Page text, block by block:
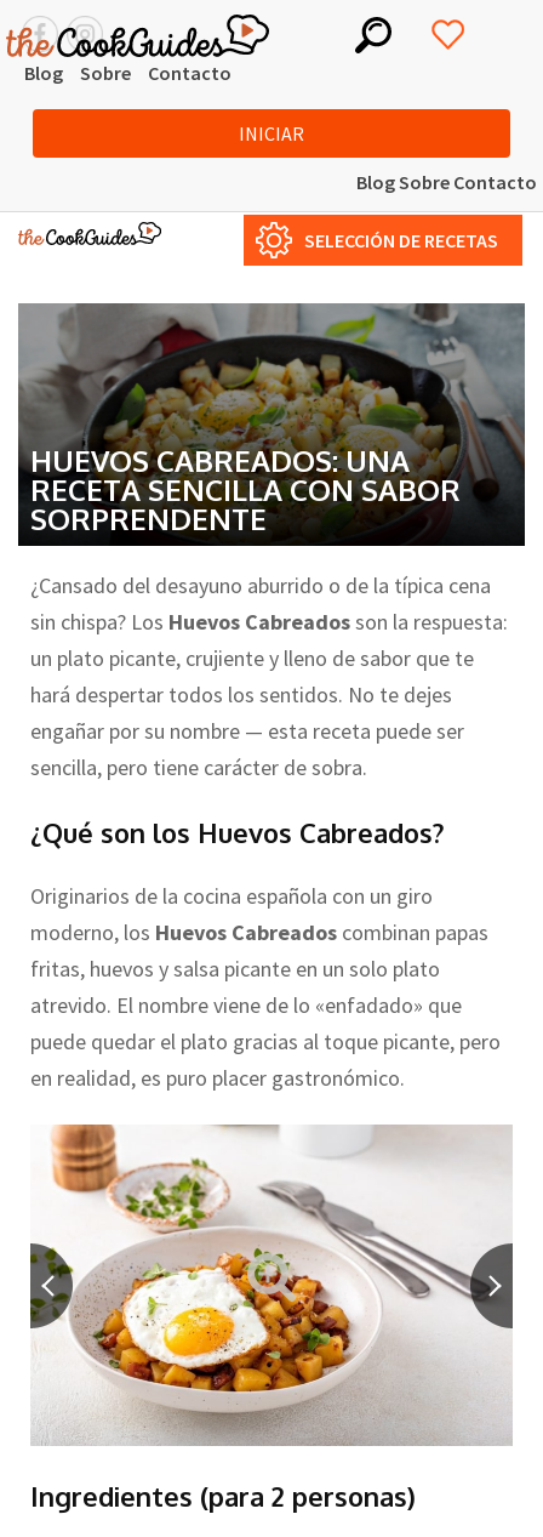
Blog Sobre Contacto
INICIAR
BlogSobre Contacto
SELECCIÓN DE RECETAS
HUEVOS CABREADOS: UNA
RECETA SENCILLA CON SABOR
SORPRENDENTE
¿Cansado del desayuno aburrido o de la típica cena
sin chispa? Los Huevos Cabreadosson la respuesta:
un plato picante, crujiente y lleno de sabor que te
hará despertar todos los sentidos. No te dejes
engañar por su nombre — esta receta puede ser
sencilla, pero tiene carácter de sobra.
¿Qué son los Huevos Cabreados?
Originarios de la cocina española con un giro
moderno, los Huevos Cabreados combinan papas
fritas, huevos y salsa picante en un solo plato
atrevido. El nombre viene de lo «enfadado» que
puede quedar el plato gracias al toque picante, pero
en realidad, es puro placer gastronómico.
Ingredientes (para 2 personas)